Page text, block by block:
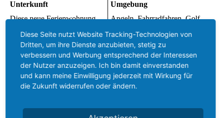
Unterkunft
Diese neue Ferienwohnung
idyllischen Ferienort PULA
(ca. 6.000 Ew.). Alle
Einkaufs- und
Servicemöglichkeiten sind
fußläufig erreichbar. Nächster
Sandstrand und Meer ist
"NORA" ca. 2500 m
Entfernung vom Flughafen
nur ca. 32 km -
Umgebung
Angeln, Fahrradfahren, Golf,
Schwimmen, Segeln, Surfen,
Tauchen, Tennis, Volleyball,
Wandern,Wasserski,
Wellenreiten
Diese Seite nutzt Website Tracking-Technologien von
Dritten, um ihre Dienste anzubieten, stetig zu
verbessern und Werbung entsprechend der Interessen
der Nutzer anzuzeigen. Ich bin damit einverstanden
und kann meine Einwilligung jederzeit mit Wirkung für
die Zukunft widerrufen oder ändern.